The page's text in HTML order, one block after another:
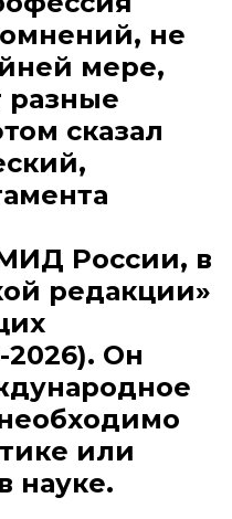
не
мере,
разные
сказал
России, в
редакции»
Он
или
науке.